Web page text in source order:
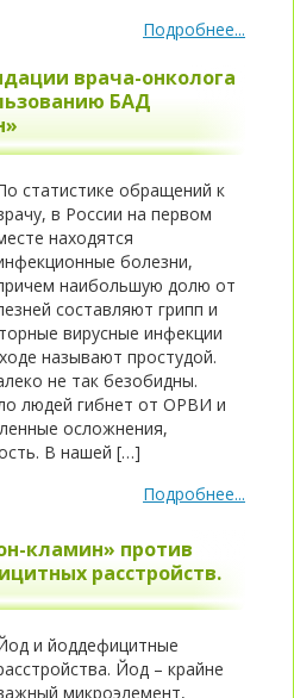
Подробнее...
врача-онколога
БАД
статистике обращений к
в России на первом
находятся
болезни,
наибольшую долю от
составляют грипп и
вирусные инфекции
называют простудой.
не так безобидны.
людей гибнет от ОРВИ и
осложнения,
В нашей […]
Подробнее...
кламин» против
расстройств.
и йоддефицитные
Йод – крайне
микроэлемент,